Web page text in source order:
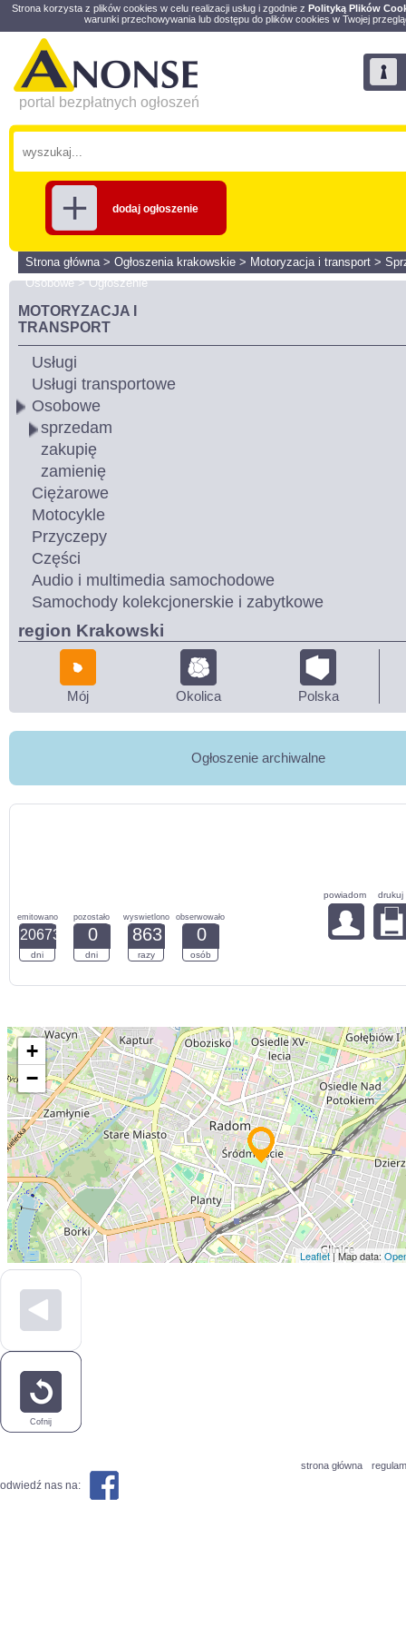
Strona korzysta z plików cookies w celu realizacji usług i zgodnie z Polityką Plików
warunki przechowywania lub dostępu do plików cookies w Twojej
portal bezpłatnych ogłoszeń
dodaj ogłoszenie
Strona główna> Ogłoszenia krakowskie > Motoryzacja i transport >
Osobowe>Ogłoszenie
MOTORYZACJA I
TRANSPORT
Usługi
Usługi transportowe
Osobowe
sprzedam
zakupię
zamienię
Ciężarowe
Motocykle
Przyczepy
Części
Audio i multimedia samochodowe
Samochody kolekcjonerskie i zabytkowe
region Krakowski
Mój Okolica Polska
Ogłoszenie archiwalne
emitowano
20673
dni
pozostało
0
dni
wyswietlono
863
razy
obserwowało
0
osób
powiadom drukuj
+
−
Leaflet| Map data:
Cofnij
strona główna
odwiedź nas na: